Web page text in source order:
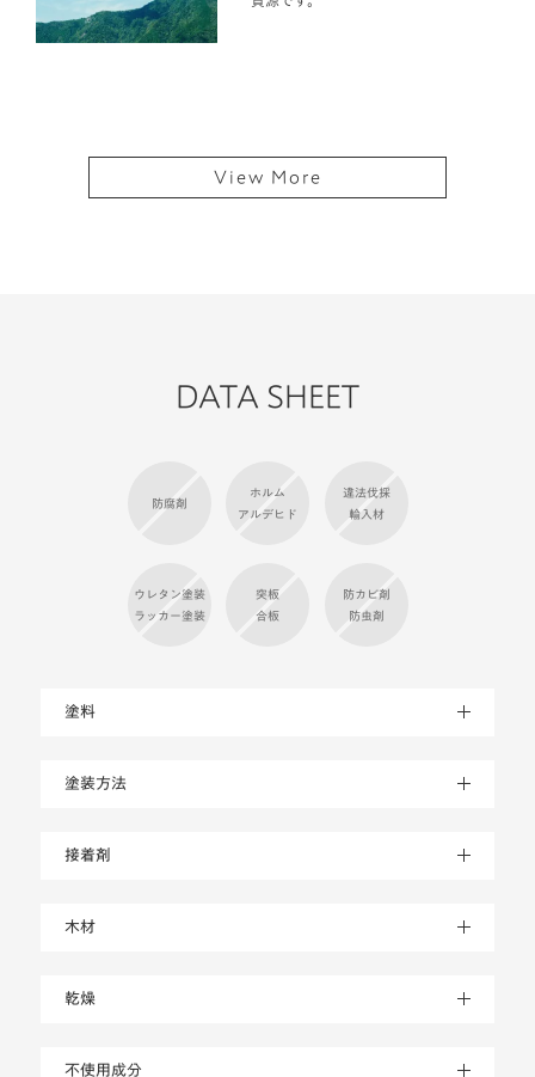
資源です。
View More
DATA SHEET
防腐剤
ホルム
アルデヒド
違法伐採
輸入材
ウレタン塗装
ラッカー塗装
突板
合板
防カビ剤
防虫剤
塗料
塗装方法
接着剤
木材
乾燥